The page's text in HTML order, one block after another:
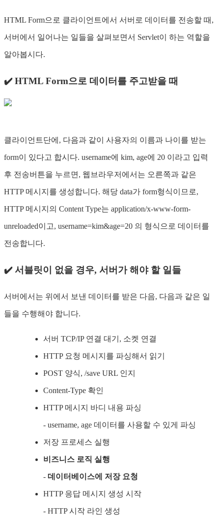
HTML Form으로 클라이언트에서 서버로 데이터를 전송할 때,
서버에서 일어나는 일들을 살펴보면서 Servlet이 하는 역할을
알아봅시다.
✔️ HTML Form으로 데이터를 주고받을 때
클라이언트단에, 다음과 같이 사용자의 이름과 나이를 받는
form이 있다고 합시다. username에 kim, age에 20 이라고 입력
후 전송버튼을 누르면, 웹브라우저에서는 오른쪽과 같은
HTTP 메시지를 생성합니다. 해당 data가 form형식이므로,
HTTP 메시지의 Content Type는 application/x-www-form-
unreloaded이고, username=kim&age=20 의 형식으로 데이터를
전송합니다.
✔️ 서블릿이 없을 경우, 서버가 해야 할 일들
서버에서는 위에서 보낸 데이터를 받은 다음, 다음과 같은 일
들을 수행해야 합니다.
서버 TCP/IP 연결 대기, 소켓 연결
HTTP 요청 메시지를 파싱해서 읽기
POST 양식, /save URL 인지
Content-Type 확인
HTTP 메시지 바디 내용 파싱
- username, age 데이터를 사용할 수 있게 파싱
저장 프로세스 실행
비즈니스 로직 실행
- 데이터베이스에 저장 요청
HTTP 응답 메시지 생성 시작
- HTTP 시작 라인 생성